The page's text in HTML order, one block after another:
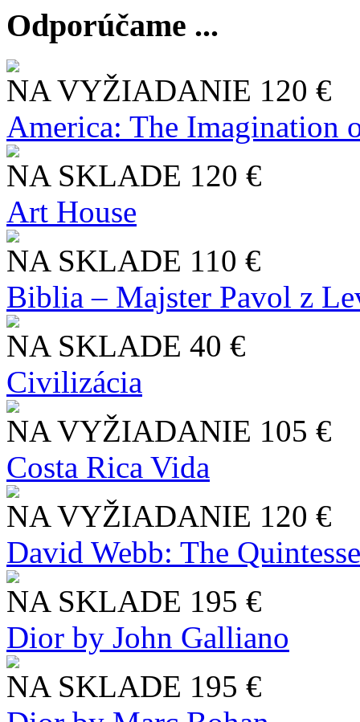
Odporúčame ...
NA VYŽIADANIE 120 €
America: The Imagination
NA SKLADE 120 €
Art House
NA SKLADE 110 €
Biblia – Majster Pavol z
NA SKLADE 40 €
Civilizácia
NA VYŽIADANIE 105 €
Costa Rica Vida
NA VYŽIADANIE 120 €
David Webb: The
NA SKLADE 195 €
Dior by John Galliano
NA SKLADE 195 €